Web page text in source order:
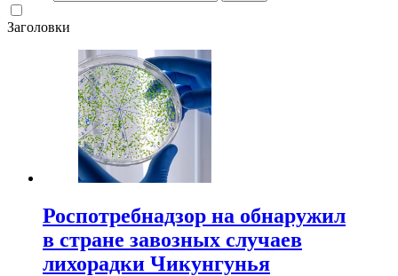
Заголовки
Роспотребнадзор на обнаружил
в стране завозных случаев
лихорадки Чикунгунья